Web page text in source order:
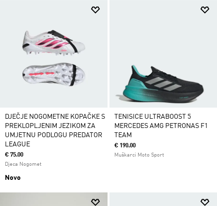
DJEČJE NOGOMETNE KOPAČKE S
PREKLOPLJENIM JEZIKOM ZA
UMJETNU PODLOGU PREDATOR
LEAGUE
€ 75.00
Djeca Nogomet
Novo
TENISICE ULTRABOOST 5
MERCEDES AMG PETRONAS F1
TEAM
€ 190.00
Muškarci Moto Sport